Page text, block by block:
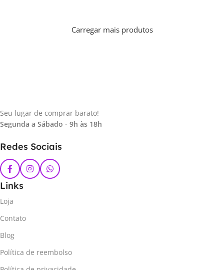
Carregar mais produtos
Seu lugar de comprar barato!
Segunda a Sábado - 9h às 18h
Redes Sociais
Links
Loja
Contato
Blog
Política de reembolso